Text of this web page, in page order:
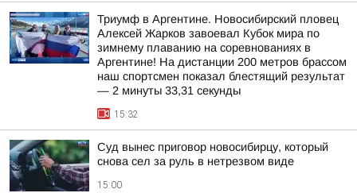
Триумф в Аргентине. Новосибирский пловец
Алексей Жарков завоевал Кубок мира по
зимнему плаванию на соревнованиях в
Аргентине! На дистанции 200 метров брассом
наш спортсмен показал блестящий результат
— 2 минуты 33,31 секунды
15:32
Суд вынес приговор новосибирцу, который
снова сел за руль в нетрезвом виде
15:00